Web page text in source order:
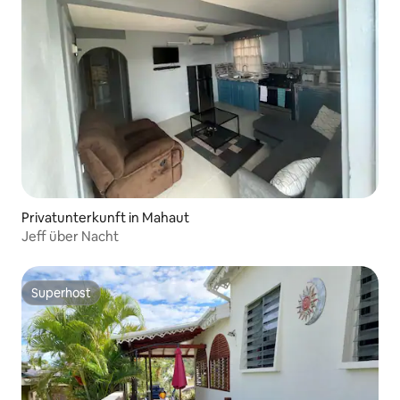
Privatunterkunft in Mahaut
Jeff über Nacht
Superhost
Superhost